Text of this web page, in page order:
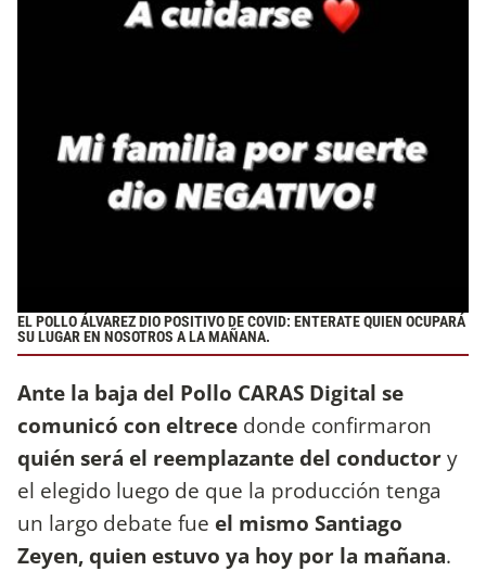
EL POLLO ÁLVAREZ DIO POSITIVO DE COVID: ENTERATE QUIEN OCUPARÁ
SU LUGAR EN NOSOTROS A LA MAÑANA.
Ante la baja del Pollo CARAS Digital se
comunicó con eltrece donde confirmaron
quién será el reemplazante del conductory
el elegido luego de que la producción tenga
un largo debate fue el mismo Santiago
Zeyen, quien estuvo ya hoy por la mañana.